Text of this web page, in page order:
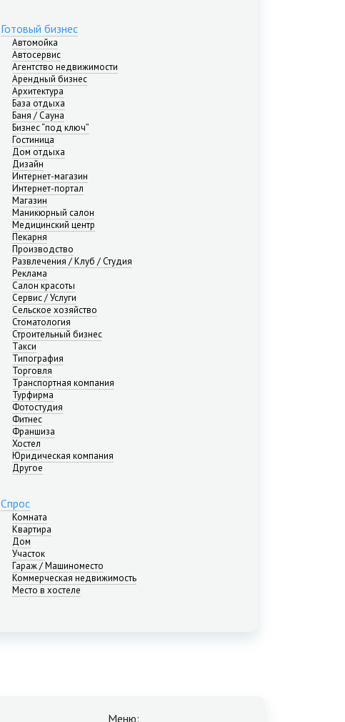
Готовый бизнес
Автомойка
Автосервис
Агентство недвижимости
Арендный бизнес
Архитектура
База отдыха
Баня / Сауна
Бизнес “под ключ”
Гостиница
Дом отдыха
Дизайн
Интернет-магазин
Интернет-портал
Магазин
Маникюрный салон
Медицинский центр
Пекарня
Производство
Развлечения / Клуб / Студия
Реклама
Салон красоты
Сервис / Услуги
Сельское хозяйство
Стоматология
Строительный бизнес
Такси
Типография
Торговля
Транспортная компания
Турфирма
Фотостудия
Фитнес
Франшиза
Хостел
Юридическая компания
Другое
Спрос
Комната
Квартира
Дом
Участок
Гараж / Машиноместо
Коммерческая недвижимость
Место в хостеле
Меню: